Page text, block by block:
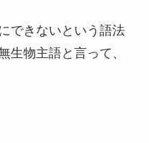
できないという語法
生物主語と言って、